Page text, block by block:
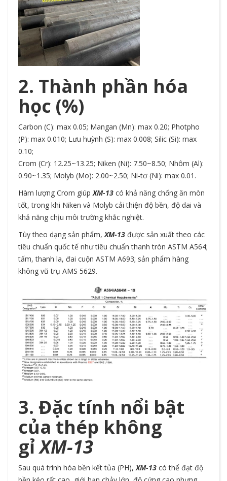
2. Thành phần hóa
học (%)
Carbon (C): max 0.05; Mangan (Mn): max 0.20; Photpho
(P): max 0.010; Lưu huỳnh (S): max 0.008; Silic (Si): max
0.10;
Crom (Cr): 12.25~13.25; Niken (Ni): 7.50~8.50; Nhôm (Al):
0.90~1.35; Molyb (Mo): 2.00~2.50; Ni-tơ (Ni): max 0.01.
Hàm lượng Crom giúpXM-13 có khả năng chống ăn mòn
tốt, trong khi Niken và Molyb cải thiện độ bền, độ dai và
khả năng chịu môi trường khắc nghiệt.
Tùy theo dạng sản phẩm,XM-13 được sản xuất theo các
tiêu chuẩn quốc tế như tiêu chuẩn thanh tròn ASTM A564;
tấm, thanh la, đai cuộn ASTM A693; sản phẩm hàng
không vũ trụ AMS 5629.
3. Đặc tính nổi bật
của thép không
gỉXM-13
Sau quá trình hóa bền kết tủa (PH),XM-13 có thể đạt độ